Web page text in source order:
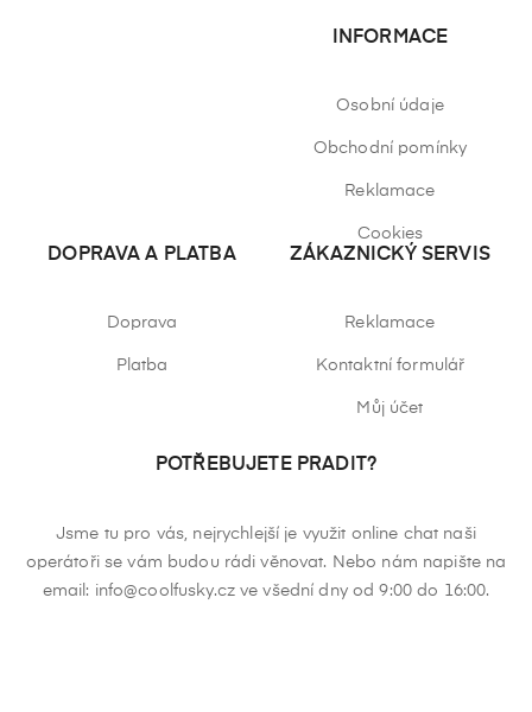
INFORMACE
Osobní údaje
Obchodní pomínky
Reklamace
Cookies
DOPRAVA A PLATBA
Doprava
Platba
ZÁKAZNICKÝ SERVIS
Reklamace
Kontaktní formulář
Můj účet
POTŘEBUJETE PRADIT?
Jsme tu pro vás, nejrychlejší je využit online chat naši
operátoři se vám budou rádi věnovat. Nebo nám napište na
email: info@coolfusky.cz ve všední dny od 9:00 do 16:00.